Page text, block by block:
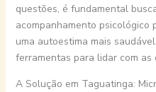
questões, é fundamental
acompanhamento psicológico
uma autoestima mais
ferramentas para lidar com as
A Solução em Taguatinga: